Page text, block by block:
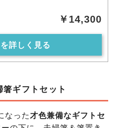
￥14,300
詳しく見る
ギフトセット
なった 才色兼備なギフトセ